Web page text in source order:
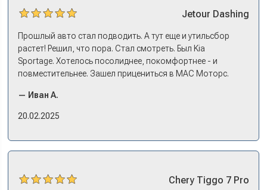
Jetour Dashing
Прошлый авто стал подводить. А тут еще и утильсбор
растет! Решил, что пора. Стал смотреть. Был Kia
Sportage. Хотелось посолиднее, покомфортнее - и
повместительнее. Зашел прицениться в МАС Моторс.
и прям мое! Даже не скажешь, что «китаец». Прям не
вылезая из него и порешали. Спортэйдж в трейд-ин
— Иван А.
20.02.2025
Chery Tiggo 7 Pro